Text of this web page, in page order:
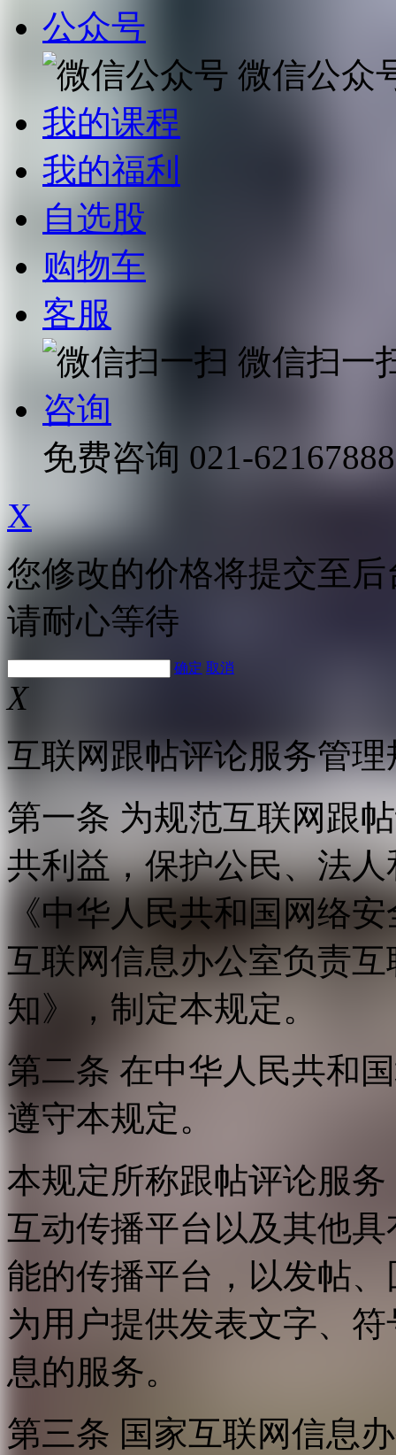
公众号
微信公众
我的课程
我的福利
自选股
购物车
客服
微信扫一
咨询
免费咨询 021-62167888
X
您修改的价格将提交至
请耐心等待
确定 取消
X
互联网跟帖评论服务管理
第一条 为规范互联网跟
共利益，保护公民、法
《中华人民共和国网络
互联网信息办公室负责
知》，制定本规定。
第二条 在中华人民共和
遵守本规定。
本规定所称跟帖评论服
互动传播平台以及其他
能的传播平台，以发帖
为用户提供发表文字、
息的服务。
第三条 国家互联网信息